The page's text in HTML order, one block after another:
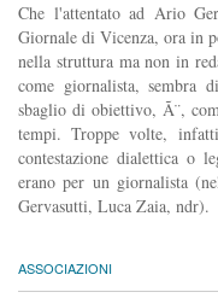
Che l'attentato ad Ario
Giornale di Vicenza, ora in
nella struttura ma non in
come giornalista, sembra
sbaglio di obiettivo, Ã¨,
tempi. Troppe volte,
contestazione dialettica o
erano per un giornalista
Gervasutti, Luca Zaia, ndr).
ASSOCIAZIONI